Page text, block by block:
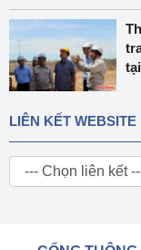
LIÊN KẾT WEBSITE